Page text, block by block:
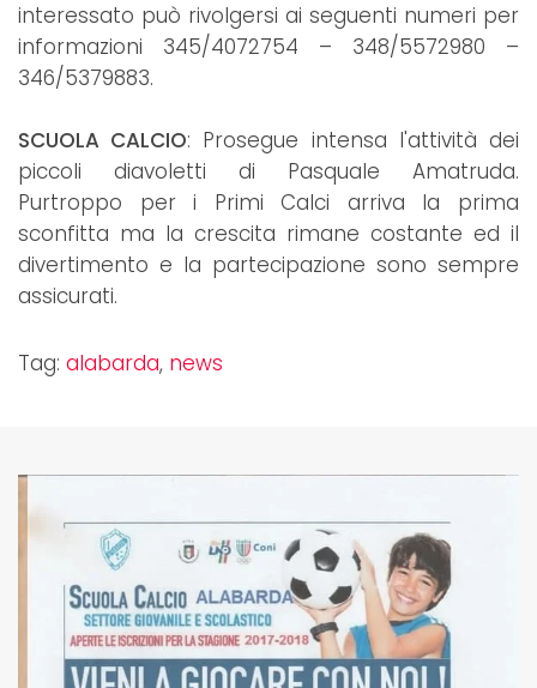
interessato può rivolgersi ai seguenti numeri per
informazioni 345/4072754 – 348/5572980 –
346/5379883.
SCUOLA CALCIO: Prosegue intensa l'attività dei
piccoli diavoletti di Pasquale Amatruda.
Purtroppo per i Primi Calci arriva la prima
sconfitta ma la crescita rimane costante ed il
divertimento e la partecipazione sono sempre
assicurati.
Tag: alabarda, news